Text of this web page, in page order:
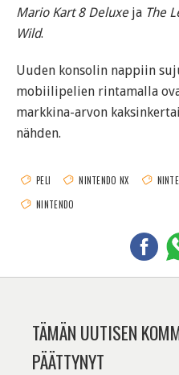
Mario Kart 8 Deluxeja The
Wild.
Uuden konsolin nappiin
mobiilipelien rintamalla
markkina-arvon
nähden.
PELI NINTENDO NX
NINTENDO
TÄMÄN UUTISEN
PÄÄTTYNYT